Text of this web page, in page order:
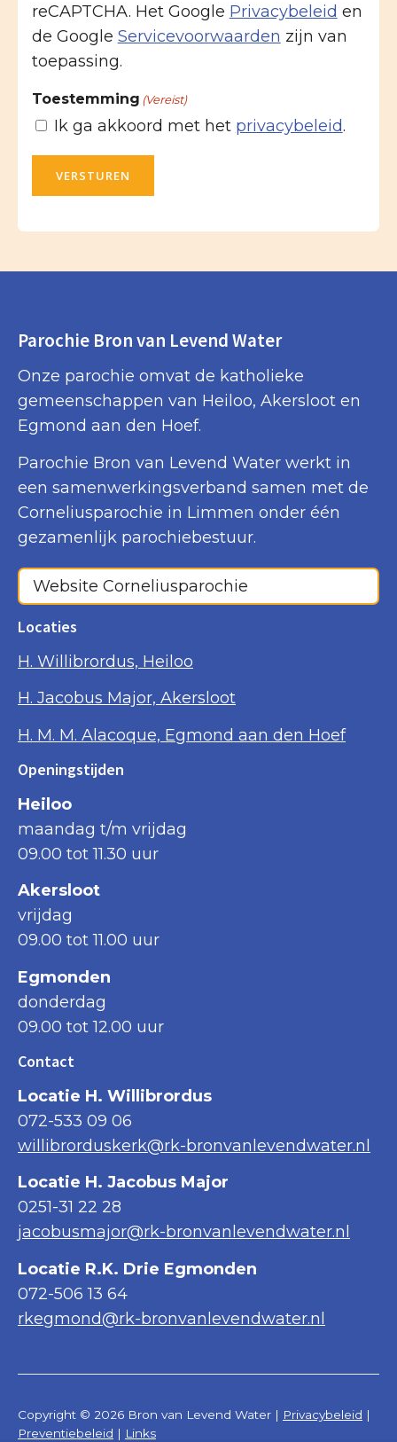
reCAPTCHA. Het Google Privacybeleid en
de Google Servicevoorwaarden zijn van
toepassing.
Toestemming (Vereist)
Ik ga akkoord met het privacybeleid.
VERSTUREN
Parochie Bron van Levend Water
Onze parochie omvat de katholieke
gemeenschappen van Heiloo, Akersloot en
Egmond aan den Hoef.
Parochie Bron van Levend Water werkt in
een samenwerkingsverband samen met de
Corneliusparochie in Limmen onder één
gezamenlijk parochiebestuur.
Website Corneliusparochie
Locaties
H. Willibrordus, Heiloo
H. Jacobus Major, Akersloot
H. M. M. Alacoque, Egmond aan den Hoef
Openingstijden
Heiloo
maandag t/m vrijdag
09.00 tot 11.30 uur
Akersloot
vrijdag
09.00 tot 11.00 uur
Egmonden
donderdag
09.00 tot 12.00 uur
Contact
Locatie H. Willibrordus
072-533 09 06
willibrorduskerk@rk-bronvanlevendwater.nl
Locatie H. Jacobus Major
0251-31 22 28
jacobusmajor@rk-bronvanlevendwater.nl
Locatie R.K. Drie Egmonden
072-506 13 64
rkegmond@rk-bronvanlevendwater.nl
Copyright © 2026 Bron van Levend Water | Privacybeleid |
Preventiebeleid | Links